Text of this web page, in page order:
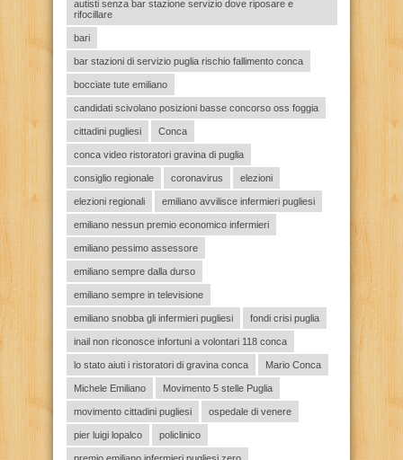
autisti senza bar stazione servizio dove riposare e
rifocillare
bari
bar stazioni di servizio puglia rischio fallimento conca
bocciate tute emiliano
candidati scivolano posizioni basse concorso oss foggia
cittadini pugliesi Conca
conca video ristoratori gravina di puglia
consiglio regionale coronavirus elezioni
elezioni regionali emiliano avvilisce infermieri pugliesi
emiliano nessun premio economico infermieri
emiliano pessimo assessore
emiliano sempre dalla durso
emiliano sempre in televisione
emiliano snobba gli infermieri pugliesi fondi crisi puglia
inail non riconosce infortuni a volontari 118 conca
lo stato aiuti i ristoratori di gravina conca Mario Conca
Michele Emiliano Movimento 5 stelle Puglia
movimento cittadini pugliesi ospedale di venere
pier luigi lopalco policlinico